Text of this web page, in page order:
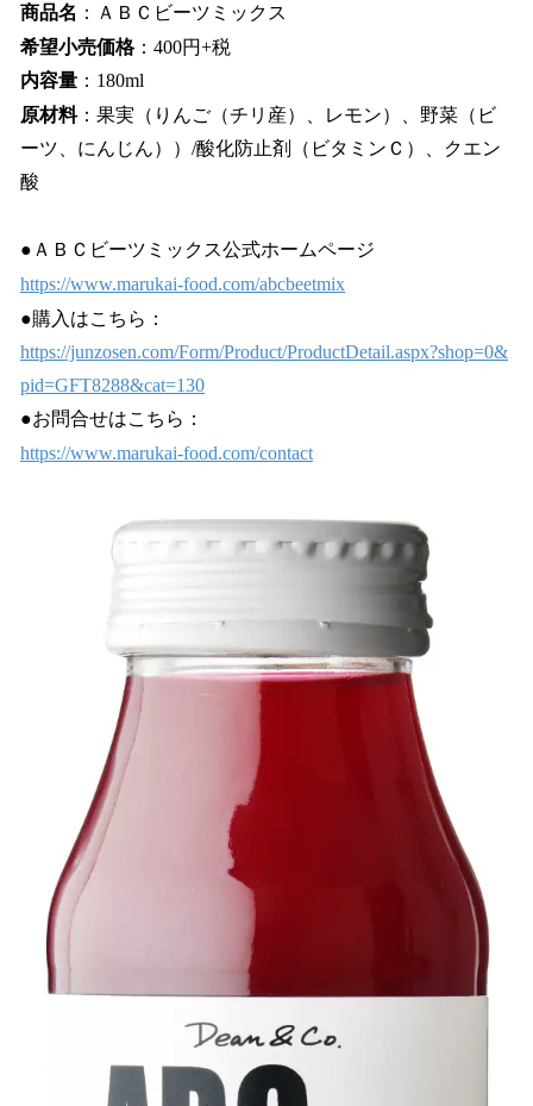
商品名 ：ＡＢＣビーツミックス
希望小売価格：400円+税
内容量 ：180ml
原材料：果実（りんご（チリ産）、レモン）、野菜（ビ
ーツ、にんじん））/酸化防止剤（ビタミンＣ）、クエン
酸
●ＡＢＣビーツミックス公式ホームページ
https://www.marukai-food.com/abcbeetmix
●購入はこちら：
https://junzosen.com/Form/Product/ProductDetail.aspx?shop=0&
pid=GFT8288&cat=130
●お問合せはこちら：
https://www.marukai-food.com/contact